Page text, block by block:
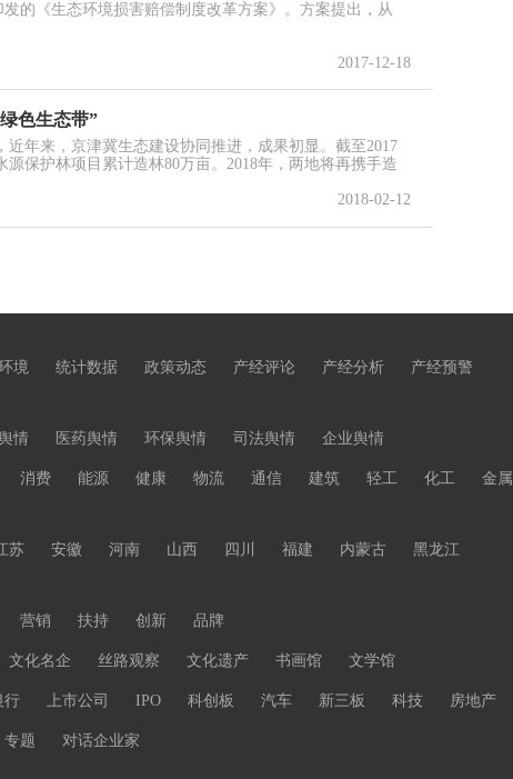
的《生态环境损害赔偿制度改革方案》。方案提出，从
2017-12-18
色生态带”
近年来，京津冀生态建设协同推进，成果初显。截至2017
保护林项目累计造林80万亩。2018年，两地将再携手造
2018-02-12
境 统计数据 政策动态 产经评论 产经分析
产经预警
情 医药舆情 环保舆情 司法舆情 企业舆情
消费 能源 健康 物流 通信 建筑 轻工 化工
金属
苏 安徽 河南 山西 四川 福建 内蒙古
黑龙江
营销 扶持 创新 品牌
文化名企 丝路观察 文化遗产 书画馆 文学馆
行 上市公司 IPO 科创板 汽车 新三板 科技 房地产
专题 对话企业家